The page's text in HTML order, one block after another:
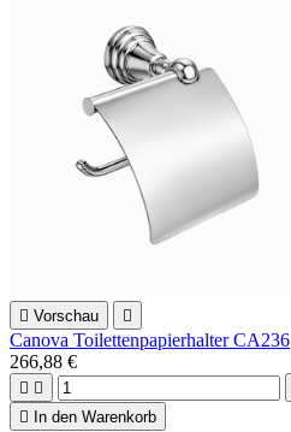
 Vorschau 
Canova Toilettenpapierhalter CA236
266,88 €
 

In den Warenkorb